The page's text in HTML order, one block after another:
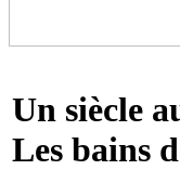
Un siècle
Les bains